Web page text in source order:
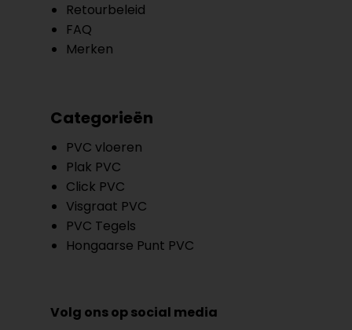
Retourbeleid
FAQ
Merken
Categorieën
PVC vloeren
Plak PVC
Click PVC
Visgraat PVC
PVC Tegels
Hongaarse Punt PVC
Volg ons op social media